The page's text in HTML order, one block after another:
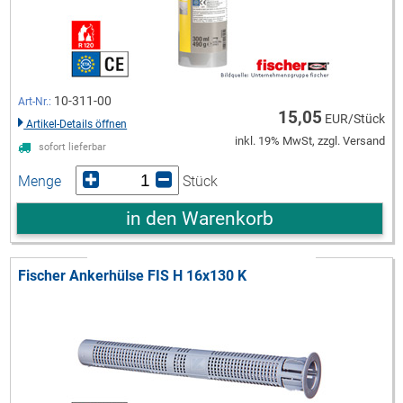
Art-Nr.: 10-311-00
Artikel-Details öffnen
sofort lieferbar
15,05 EUR/Stück
inkl. 19% MwSt, zzgl. Versand
Menge Stück
in den Warenkorb
Fischer Ankerhülse FIS H 16x130 K